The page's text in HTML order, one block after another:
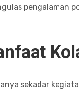
pengalaman
sekadar